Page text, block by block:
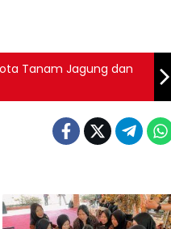
Tanam Jagung dan